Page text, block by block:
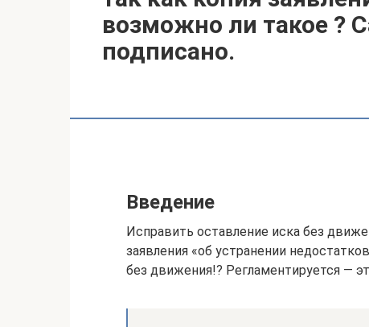
возможно ли такое ?
подписано.
Введение
Исправить оставление иска без
заявления «об устранении
без движения!? Регламентируется —